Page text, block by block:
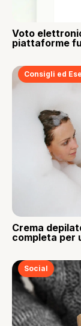
Voto
piattaforme
Consigli ed
Crema
completa per
Social